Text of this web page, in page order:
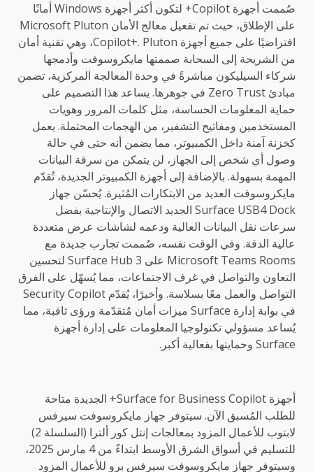
صُممت أجهزة Copilot+ لتكون أكثر أجهزة Windows أمانًا
على الإطلاق، حيث تم تفعيل معالج الأمان Microsoft Pluton
افتراضيًا على جميع أجهزة Copilot+. Pluton، وهي تقنية أمان
من الشريحة إلى السحابة صممتها مايكروسوفت وأدمجها
شركاء السيليكون مباشرةً في وحدة المعالجة المركزية، تضمن
مبادئ Zero Trust في جوهرها. يساعد هذا التصميم على
حماية المعلومات الحساسة، مثل كلمات المرور وهويات
المستخدمين ومفاتيح التشفير، من الهجمات المحتملة. يعمل
كخزنة آمنة داخل الكمبيوتر، مما يضمن أنه حتى في حالة
وصول أي شخص إلى الجهاز، لن يتمكن من سرقة البيانات
المهمة بسهولة. بالإضافة إلى أجهزة الكمبيوتر الجديدة، تُقدّم
مايكروسوفت العديد من الابتكارات المُثيرة. يُحسّن جهاز
Surface USB4 Dock الجديد الاتصال والإنتاجية بفضل
سرعات نقل البيانات العالية ودعمه لشاشات عرض متعددة
عالية الدقة. وفي الوقت نفسه، صُممت تجارب جديدة مع
Microsoft Teams Rooms على Surface Hub 3 لتحسين
التعاون والتواصل في غرف الاجتماعات، مما يُسهّل على الفرق
التواصل والعمل معًا بسلاسة. وأخيرًا، يُقدّم Security Copilot
في بوابة إدارة Surface ميزات أمان مُتقدّمة ورؤى ثاقبة، مما
يُساعد مسؤولي تكنولوجيا المعلومات على إدارة أجهزة
Surface وحمايتها بفعالية أكبر.
أجهزة Surface for Business Copilot+ الجديدة متاحة
للطلب المُسبق الآن. سيتوفر جهاز مايكروسوفت سيرفس
لابتوب للأعمال المزود بمعالجات إنتل كور ألترا (السلسلة 2)
للتسليم في أسواق الشرق الأوسط ابتداءً من 4 مارس 2025،
وسيتوفر جهاز مايكروسوفت سيرفس برو للأعمال المزود